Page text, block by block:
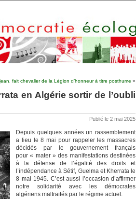
fait chevalier de la Légion d’honneur à titre posthume »
en Algérie sortir de l’oubli
Publié le 2 mai 2025
Depuis quelques années un rassemblement
a lieu le 8 mai pour rappeler les massacres
décidés par le gouvernement français
pour « mater » des manifestations destinées
à la défense de l’égalité des droits et
l’indépendance à Sétif, Guelma et Kherrata le
8 mai 1945. C’est aussi l’occasion d’affirmer
notre solidarité avec les démocrates
algériens maltraités par le régime actuel.